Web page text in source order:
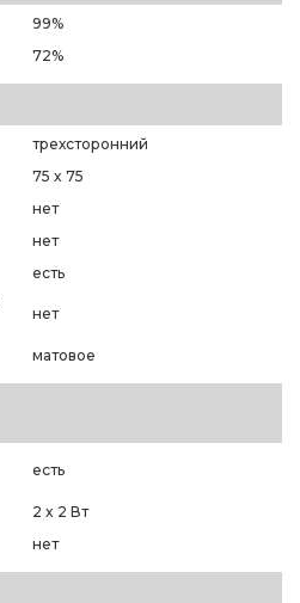
99%
72%
трехсторонний
75 x 75
нет
нет
есть
нет
матовое
есть
2 x 2 Вт
нет